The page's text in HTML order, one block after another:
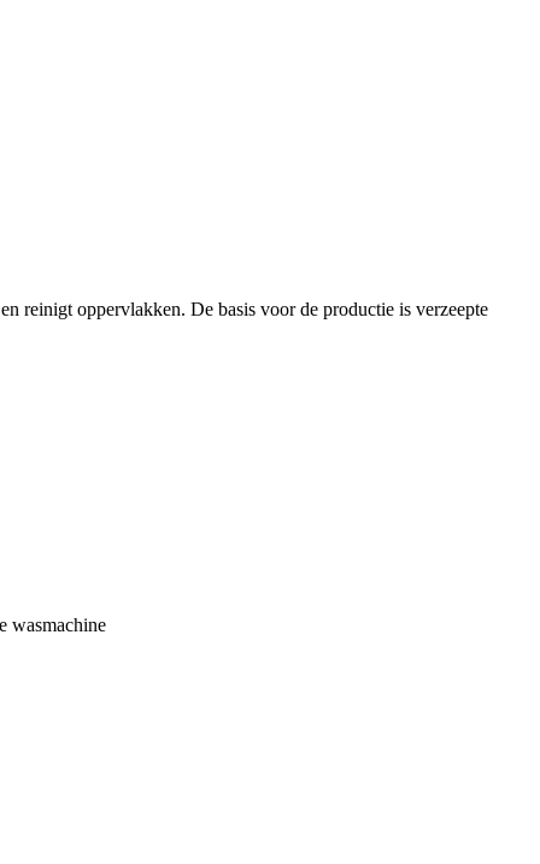
reinigt oppervlakken. De basis voor de productie is verzeepte
wasmachine